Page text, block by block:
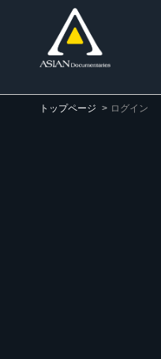
トップページ ログイン